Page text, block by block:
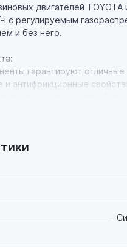
двигателей TOYOTA
i с регулируемым
и без него.
гарантируют отличные
и антифрикционные
прокачиваемостью
топливо благодаря
свойствам;
что существенно
расход масла для